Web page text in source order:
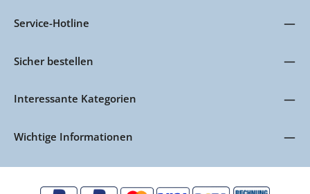
Service-Hotline
Sicher bestellen
Interessante Kategorien
Wichtige Informationen